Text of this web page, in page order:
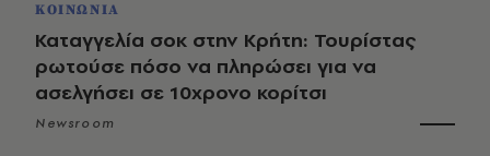
ΚΟΙΝΩΝΙΑ
Καταγγελία σοκ στην Κρήτη: Τουρίστας
ρωτούσε πόσο να πληρώσει για να
ασελγήσει σε 10χρονο κορίτσι
Newsroom